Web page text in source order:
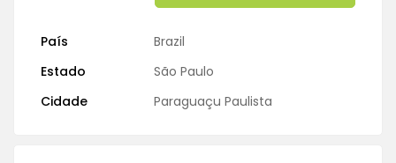
País
Brazil
Estado
São Paulo
Cidade
Paraguaçu Paulista